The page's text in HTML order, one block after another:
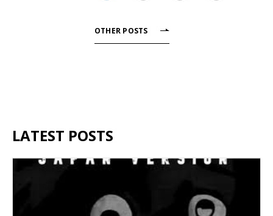
OTHER POSTS
LATEST POSTS